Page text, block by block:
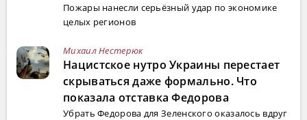
Пожары нанесли серьёзный удар по экономике
целых регионов
Михаил Нестерюк
Нацистское нутро Украины перестает
скрываться даже формально. Что
показала отставка Федорова
Убрать Федорова для Зеленского оказалось вдруг